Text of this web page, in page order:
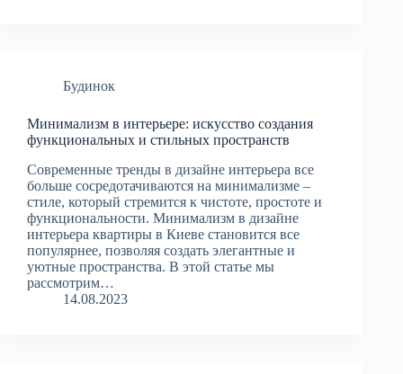
Будинок
Минимализм в интерьере: искусство создания
функциональных и стильных пространств
Современные тренды в дизайне интерьера все
больше сосредотачиваются на минимализме –
стиле, который стремится к чистоте, простоте и
функциональности. Минимализм в дизайне
интерьера квартиры в Киеве становится все
популярнее, позволяя создать элегантные и
уютные пространства. В этой статье мы
рассмотрим…
14.08.2023